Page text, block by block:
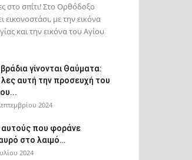
στο σπίτι! Στο Ορθόδοξο
εικονοστάσι, με την εικόνα
και την εικόνα του Αγίου
γίνονται Θαύματα:
αυτή την προσευχή του
2024
αυτούς που φοράνε
στο λαιμό…
2024